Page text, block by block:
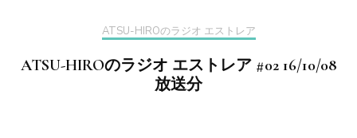
ATSU-HIROのラジオ エストレア
ATSU-HIROのラジオ エストレア #02 16/10/08
放送分